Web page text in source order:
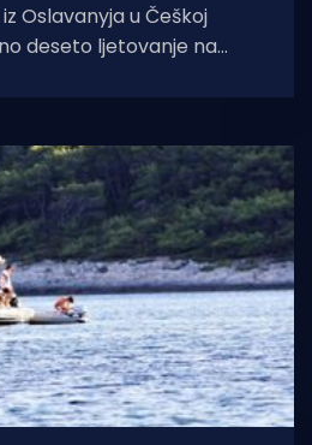
Oslavanyja u Češkoj
deseto ljetovanje na